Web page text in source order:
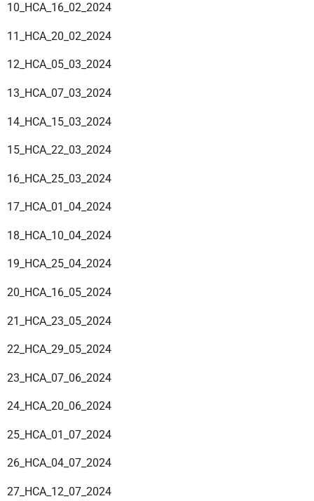
10_HCA_16_02_2024
11_HCA_20_02_2024
12_HCA_05_03_2024
13_HCA_07_03_2024
14_HCA_15_03_2024
15_HCA_22_03_2024
16_HCA_25_03_2024
17_HCA_01_04_2024
18_HCA_10_04_2024
19_HCA_25_04_2024
20_HCA_16_05_2024
21_HCA_23_05_2024
22_HCA_29_05_2024
23_HCA_07_06_2024
24_HCA_20_06_2024
25_HCA_01_07_2024
26_HCA_04_07_2024
27_HCA_12_07_2024